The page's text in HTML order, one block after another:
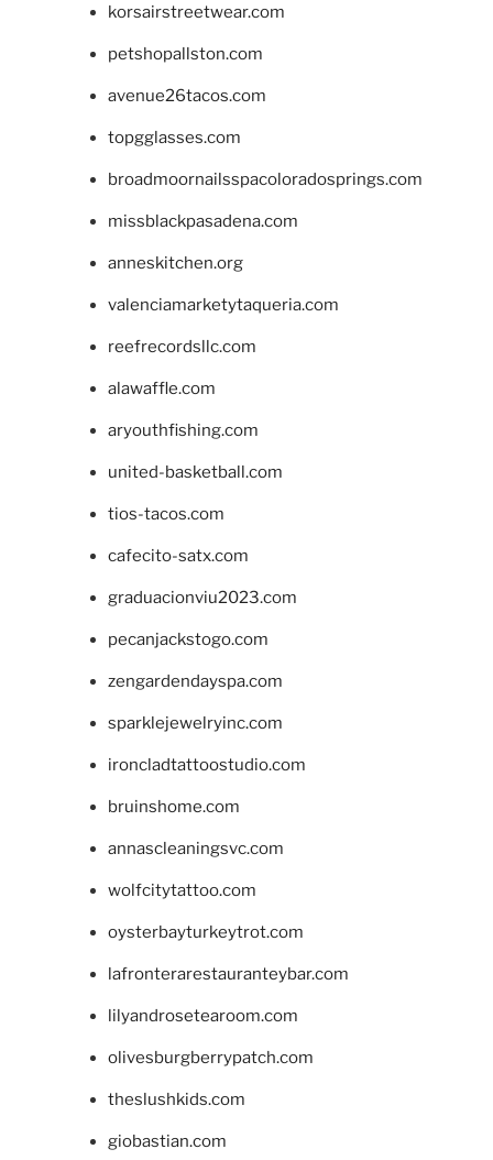
korsairstreetwear.com
petshopallston.com
avenue26tacos.com
topgglasses.com
broadmoornailsspacoloradosprings.com
missblackpasadena.com
anneskitchen.org
valenciamarketytaqueria.com
reefrecordsllc.com
alawaffle.com
aryouthfishing.com
united-basketball.com
tios-tacos.com
cafecito-satx.com
graduacionviu2023.com
pecanjackstogo.com
zengardendayspa.com
sparklejewelryinc.com
ironcladtattoostudio.com
bruinshome.com
annascleaningsvc.com
wolfcitytattoo.com
oysterbayturkeytrot.com
lafronterarestauranteybar.com
lilyandrosetearoom.com
olivesburgberrypatch.com
theslushkids.com
giobastian.com